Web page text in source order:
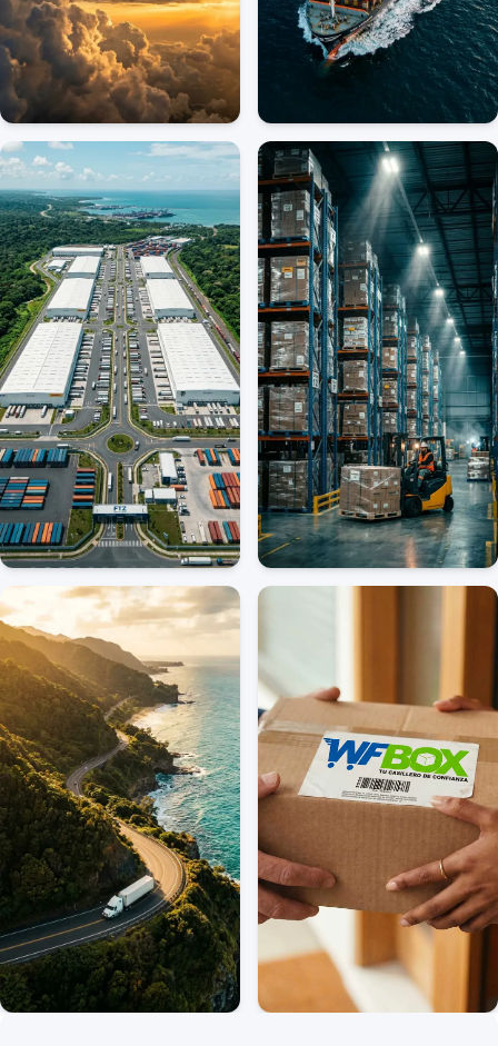
Importaciones
VER MÁS
Exportaciones
VER MÁS
Zona Franca
VER MÁS